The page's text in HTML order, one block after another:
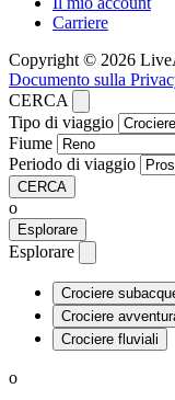
Carriere
Copyright © 2026
Documento sulla
CERCA
Tipo di viaggio
Fiume
Periodo di viaggio
CERCA
o
Esplorare
Esplorare
Crociere
Crociere
Crociere fluviali
o